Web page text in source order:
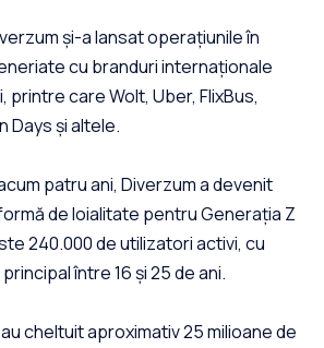
și-a lansat operațiunile în
cu branduri internaționale
care Wolt, Uber, FlixBus,
Days și altele.
patru ani, Diverzum a devenit
de loialitate pentru Generația Z
240.000 de utilizatori activi, cu
între 16 și 25 de ani.
cheltuit aproximativ 25 milioane de